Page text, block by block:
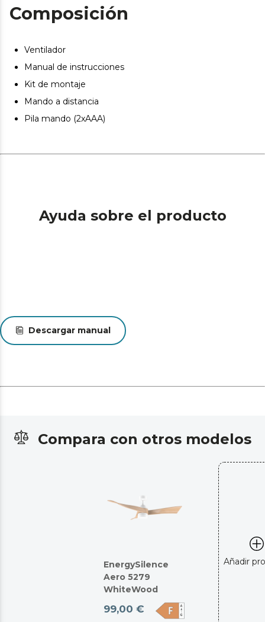
complementará tu sistema de calefacción en invierno.
Composición
Ventilador
Manual de instrucciones
Kit de montaje
Mando a distancia
Pila mando (2xAAA)
Ayuda sobre el producto
Descargar manual
Compara con otros modelos
EnergySilence
Aero 5279
WhiteWood
99,00 €
Añadir